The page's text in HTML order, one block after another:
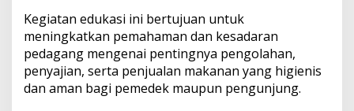
i
K
e
a
m
a
Kegiatan edukasi ini bertujuan untuk
meningkatkan pemahaman dan kesadaran
pedagang mengenai pentingnya pengolahan,
penyajian, serta penjualan makanan yang higienis
dan aman bagi pemedek maupun pengunjung.